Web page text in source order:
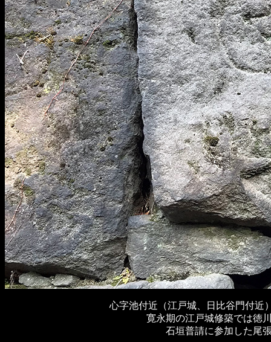
心字池付近（江戸城、日比谷門付近
寛永期の江戸城修築では徳
石垣普請に参加した尾